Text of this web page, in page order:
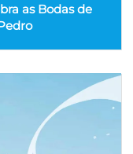
as Bodas de